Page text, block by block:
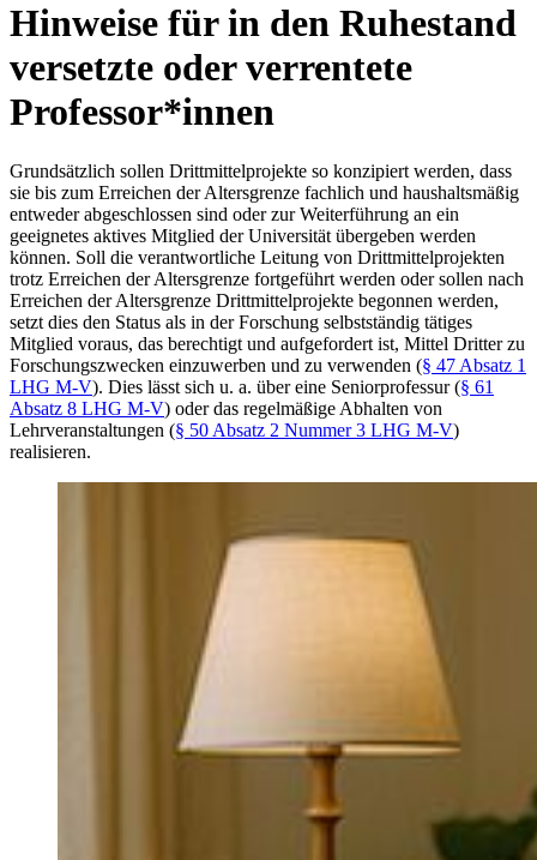
Hinweise für in den Ruhestand
versetzte oder verrentete
Professor*innen
Grundsätzlich sollen Drittmittelprojekte so konzipiert werden, dass
sie bis zum Erreichen der Altersgrenze fachlich und haushaltsmäßig
entweder abgeschlossen sind oder zur Weiterführung an ein
geeignetes aktives Mitglied der Universität übergeben werden
können. Soll die verantwortliche Leitung von Drittmittelprojekten
trotz Erreichen der Altersgrenze fortgeführt werden oder sollen nach
Erreichen der Altersgrenze Drittmittelprojekte begonnen werden,
setzt dies den Status als in der Forschung selbstständig tätiges
Mitglied voraus, das berechtigt und aufgefordert ist, Mittel Dritter zu
Forschungszwecken einzuwerben und zu verwenden (§ 47 Absatz 1
LHG M-V). Dies lässt sich u. a. über eine Seniorprofessur (§ 61
Absatz 8 LHG M-V) oder das regelmäßige Abhalten von
Lehrveranstaltungen (§ 50 Absatz 2 Nummer 3 LHG M-V)
realisieren.